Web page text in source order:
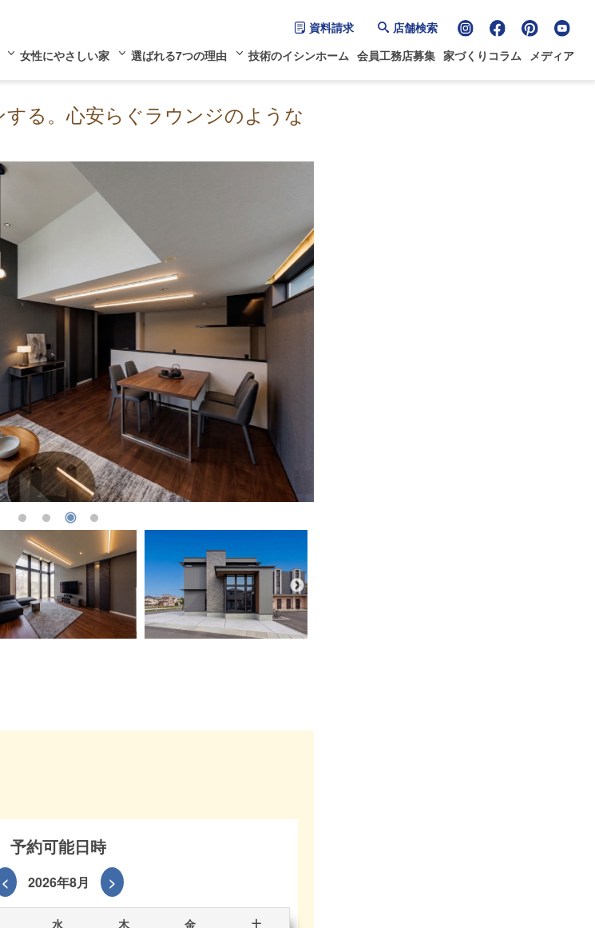
資料請求
店舗検索
女性にやさしい家 選ばれる7つの理由 技術のイシンホーム 会員工務店募集 家づくりコラム メディア
する。心安らぐラウンジのような
予約可能日時
< 2026年8月 >
水 木 金 土